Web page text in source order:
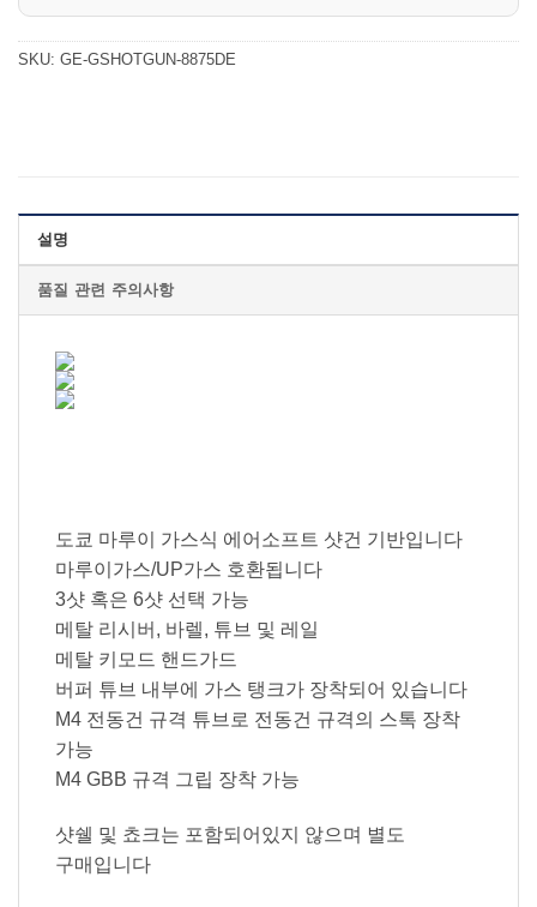
SKU: GE-GSHOTGUN-8875DE
설명
품질 관련 주의사항
도쿄 마루이 가스식 에어소프트 샷건 기반입니다
마루이가스/UP가스 호환됩니다
3샷 혹은 6샷 선택 가능
메탈 리시버, 바렐, 튜브 및 레일
메탈 키모드 핸드가드
버퍼 튜브 내부에 가스 탱크가 장착되어 있습니다
M4 전동건 규격 튜브로 전동건 규격의 스톡 장착
가능
M4 GBB 규격 그립 장착 가능
샷쉘 및 쵸크는 포함되어있지 않으며 별도
구매입니다